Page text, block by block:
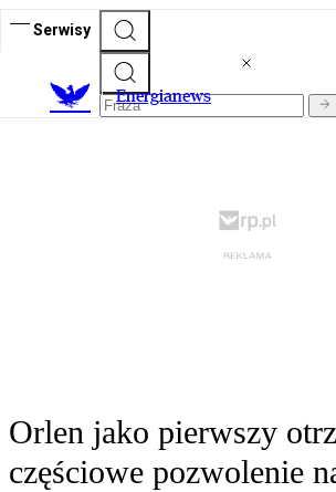
Serwisy
Energianews
Orlen jako pierwszy
częściowe pozwolenie